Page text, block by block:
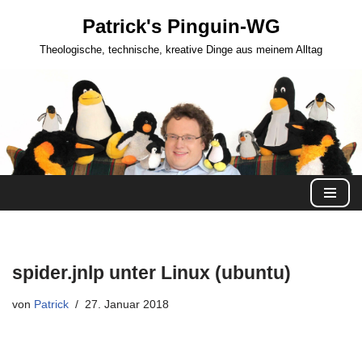
Patrick's Pinguin-WG
Theologische, technische, kreative Dinge aus meinem Alltag
spider.jnlp unter Linux (ubuntu)
von Patrick 27. Januar 2018